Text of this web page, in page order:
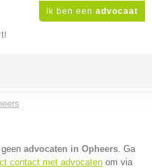
Ik ben een advocaat
advocaten in Opheers. Ga
contact met advocaten om via